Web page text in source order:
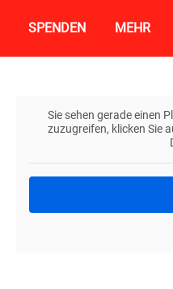
SPENDEN MEHR
Sie sehen gerade einen
zuzugreifen, klicken Sie